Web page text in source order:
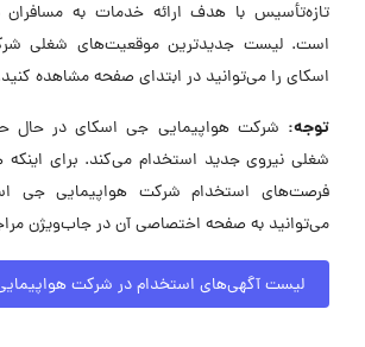
تازه‌تأسیس با هدف ارائه خدمات به مسافران
است. لیست جدیدترین موقعیت‌های شغلی
اسکای را می‌توانید در ابتدای صفحه مشاهده
توجه:
شغلی نیروی جدید استخدام می‌کند. برای اینکه
فرصت‌های استخدام شرکت هواپیمایی جی
می‌توانید به صفحه اختصاصی آن در جاب‌ویژن
لیست آگهی‌های استخدام در شرکت